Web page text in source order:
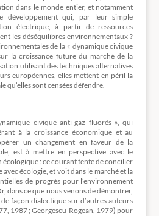
dans le monde entier, et notamment
développement qui, par leur simple
électrique, à partir de ressources
les déséquilibres environnementaux ?
de la « dynamique civique
la croissance future du marché de la
utilisant des techniques alternatives
européennes, elles mettent en péril la
sont censées défendre.
civique anti-gaz fluorés », qui
à la croissance économique et au
un changement en faveur de la
est à mettre en perspective avec le
: ce courant tente de concilier
écologie, et voit dans le marché et la
de progrès pour l’environnement
dans ce que nous venons de démontrer,
façon dialectique sur d’autres auteurs
1987 ; Georgescu-Rogean, 1979) pour